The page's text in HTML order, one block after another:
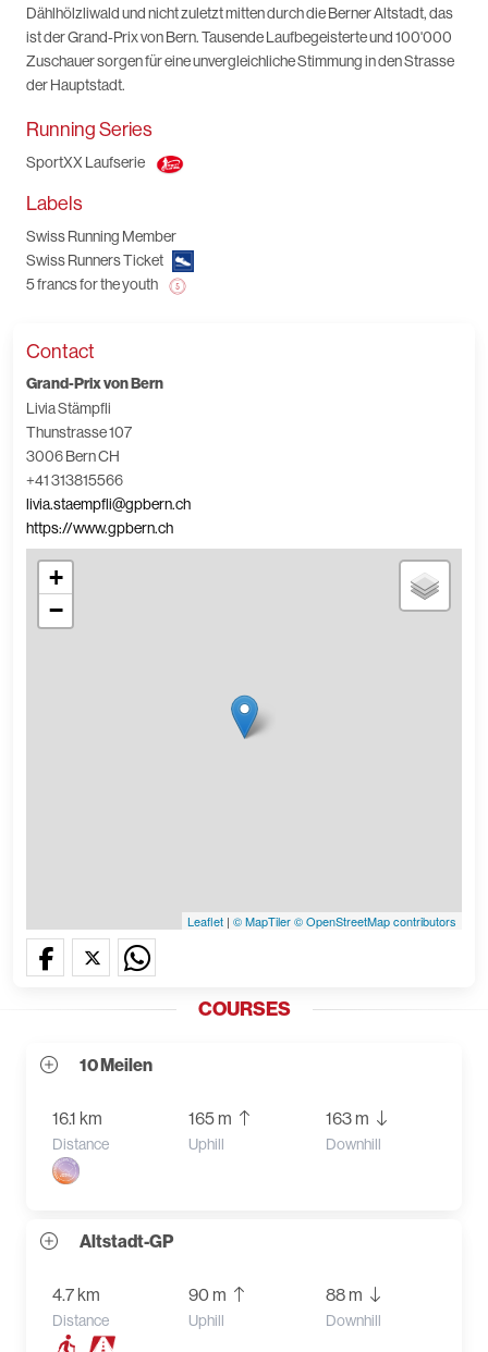
Dählhölzliwald und nicht zuletzt mitten durch die Berner Altstadt, das
ist der Grand-Prix von Bern. Tausende Laufbegeisterte und 100'000
Zuschauer sorgen für eine unvergleichliche Stimmung in den Strasse
der Hauptstadt.
Running Series
SportXX Laufserie
Labels
Swiss Running Member
Swiss Runners Ticket
5 francs for the youth
Contact
Grand-Prix von Bern
Livia Stämpfli
Thunstrasse 107
3006 Bern CH
+41 313815566
livia.staempfli@gpbern.ch
https://www.gpbern.ch
+
−
Leaflet | © MapTiler© OpenStreetMap contributors
COURSES
10 Meilen
16.1 km
Distance
165 m
Uphill
163 m
Downhill
Altstadt-GP
4.7 km
Distance
90 m
Uphill
88 m
Downhill